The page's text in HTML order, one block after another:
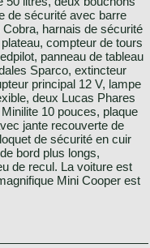
de sécurité avec barre
harnais de sécurité
compteur de tours
panneau de tableau
Sparco, extincteur
principal 12 V, lampe
deux Lucas Phares
10 pouces, plaque
jante recouverte de
de sécurité en cuir
bord plus longs,
de recul. La voiture est
Mini Cooper est